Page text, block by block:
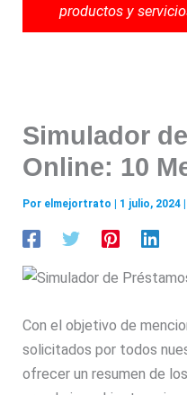
productos y
Simulador
Online: 10
Por elmejortrato 1 julio, 2024
Con el objetivo de
solicitados por todos
ofrecer un resumen de